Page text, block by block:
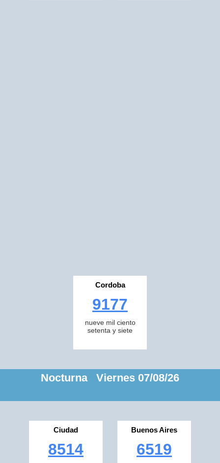
Cordoba
9177
nueve mil ciento
setenta y siete
Nocturna Viernes 07/08/26
Ciudad
8514
Buenos Aires
6519